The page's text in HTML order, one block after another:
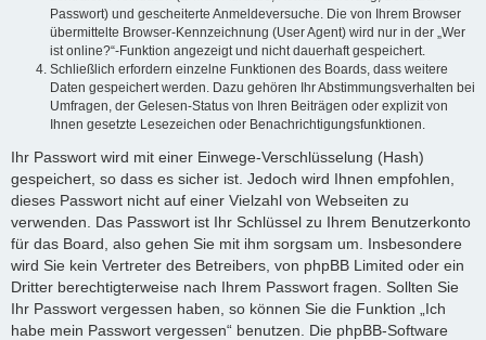
Passwort) und gescheiterte Anmeldeversuche. Die von Ihrem Browser
übermittelte Browser-Kennzeichnung (User Agent) wird nur in der „Wer
ist online?“-Funktion angezeigt und nicht dauerhaft gespeichert.
Schließlich erfordern einzelne Funktionen des Boards, dass weitere
Daten gespeichert werden. Dazu gehören Ihr Abstimmungsverhalten bei
Umfragen, der Gelesen-Status von Ihren Beiträgen oder explizit von
Ihnen gesetzte Lesezeichen oder Benachrichtigungsfunktionen.
Ihr Passwort wird mit einer Einwege-Verschlüsselung (Hash)
gespeichert, so dass es sicher ist. Jedoch wird Ihnen empfohlen,
dieses Passwort nicht auf einer Vielzahl von Webseiten zu
verwenden. Das Passwort ist Ihr Schlüssel zu Ihrem Benutzerkonto
für das Board, also gehen Sie mit ihm sorgsam um. Insbesondere
wird Sie kein Vertreter des Betreibers, von phpBB Limited oder ein
Dritter berechtigterweise nach Ihrem Passwort fragen. Sollten Sie
Ihr Passwort vergessen haben, so können Sie die Funktion „Ich
habe mein Passwort vergessen“ benutzen. Die phpBB-Software